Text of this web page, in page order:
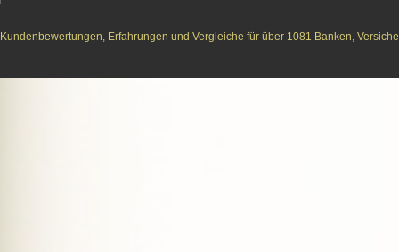
Kundenbewertungen, Erfahrungen und Vergleiche für über 1081 Banken,